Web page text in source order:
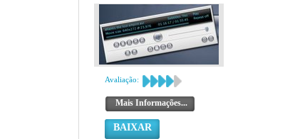
Avaliação:
Mais Informações...
BAIXAR